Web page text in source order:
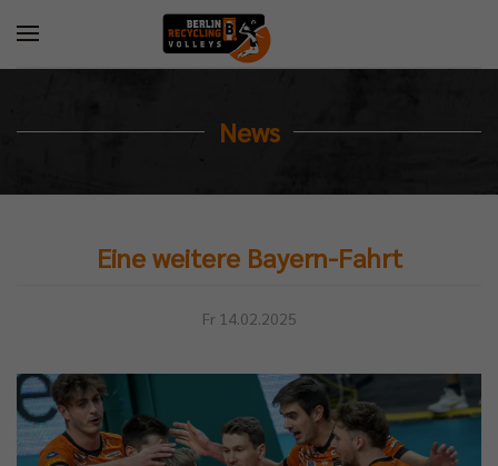
News
Eine weitere Bayern-Fahrt
Fr 14.02.2025